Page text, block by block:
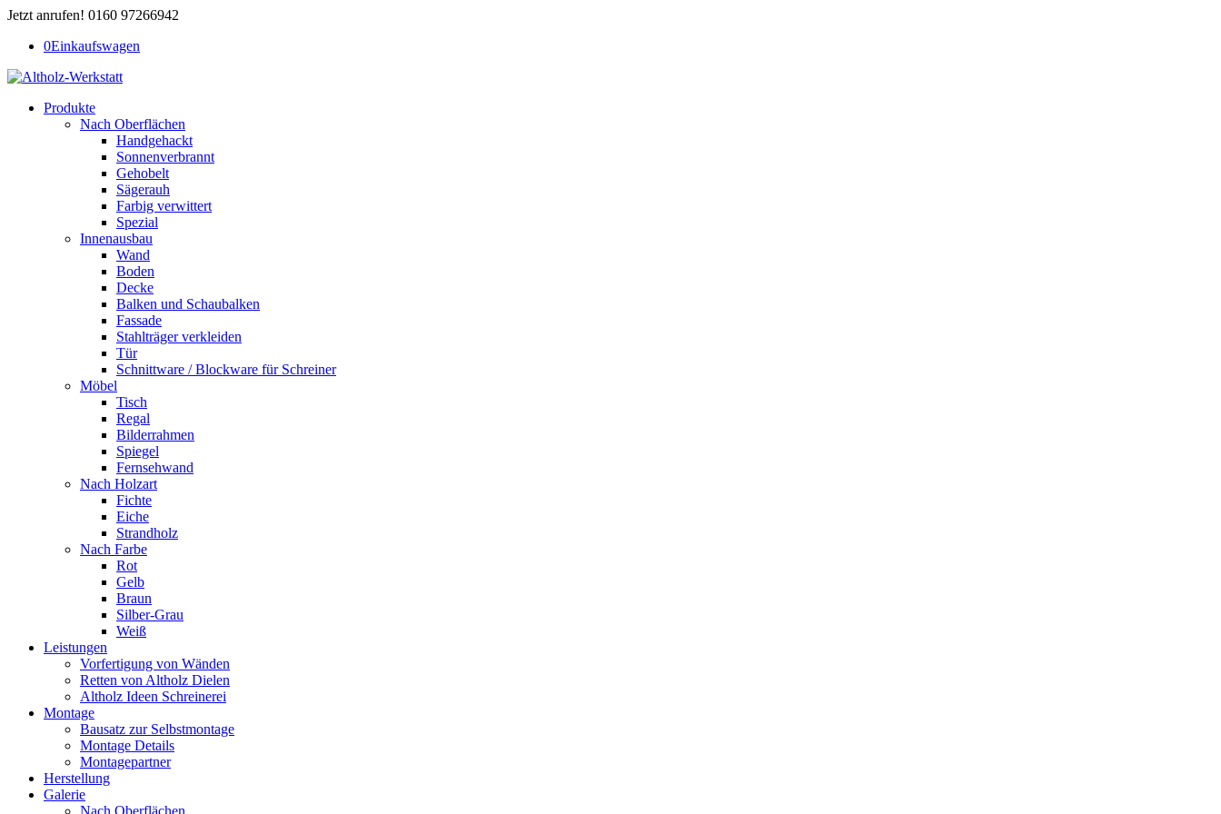
Jetzt anrufen! 0160 97266942
0Einkaufswagen
Produkte
Nach Oberflächen
Handgehackt
Sonnenverbrannt
Gehobelt
Sägerauh
Farbig verwittert
Spezial
Innenausbau
Wand
Boden
Decke
Balken und Schaubalken
Fassade
Stahlträger verkleiden
Tür
Schnittware / Blockware für Schreiner
Möbel
Tisch
Regal
Bilderrahmen
Spiegel
Fernsehwand
Nach Holzart
Fichte
Eiche
Strandholz
Nach Farbe
Rot
Gelb
Braun
Silber-Grau
Weiß
Leistungen
Vorfertigung von Wänden
Retten von Altholz Dielen
Altholz Ideen Schreinerei
Montage
Bausatz zur Selbstmontage
Montage Details
Montagepartner
Herstellung
Galerie
Nach Oberflächen